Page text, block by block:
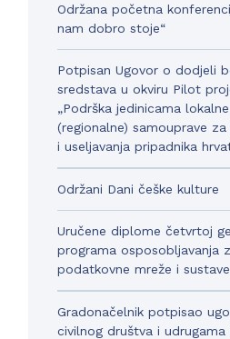
Održana početna
nam dobro stoje“
Potpisan Ugovor o dodjeli
sredstava u okviru Pilot
„Podrška jedinicama
(regionalne) samouprave
i useljavanja pripadnika
Održani Dani češke kulture
Uručene diplome četvrtoj
programa osposobljavanja
podatkovne mreže i
Gradonačelnik potpisao
civilnog društva i udrugama